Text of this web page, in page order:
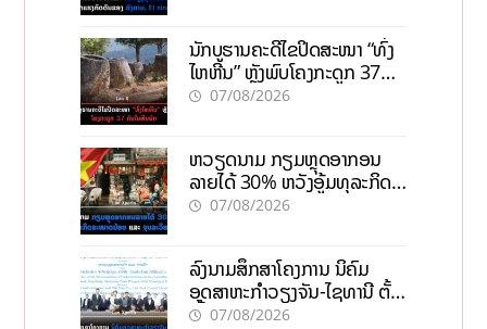
ນັກບູຮານຄະດີໄຂປິດສະໜາ “ທົ່ງ
ໄຫຫີນ” ຫຼັງພົບໂຄງກະດູກ 37
ຄົນໃນຫີນຍັກ
07/08/2026
ຫວຽດນາມ ກຽມຫຼຸດອາກອນ
ລາຍໄດ້ 30% ຫວັງອູ້ມທຸລະກິດ
ຂະໜາດນ້ອຍ ແລະ ຈຸນລະ
07/08/2026
ລົງນາມສຶກສາໂຄງການ ນິຄົມ
ອຸດສາຫະກຳວຽງຈັນ-ໄຊທານີ ຕັ້ງ
ເປົ້າດຶງທຶນ 150 ລ້ານໂດລາ, ສ້າງ
07/08/2026